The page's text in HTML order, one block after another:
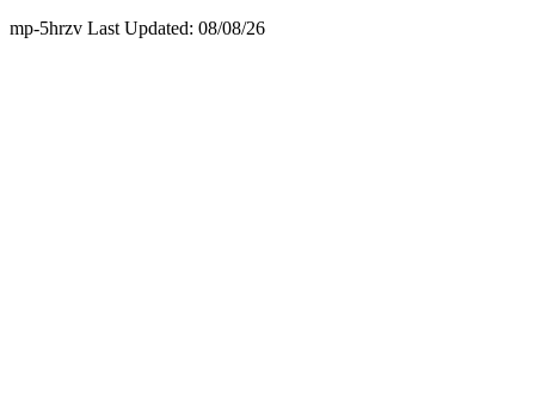
mp-5hrzv Last Updated: 08/08/26